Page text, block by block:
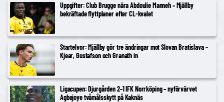
Uppgifter: Club Brugge nära Abdoulie Manneh – Mjällby
bekräftade flyttplaner efter CL-kvalet
Startelvor: Mjällby gör tre ändringar mot Slovan Bratislava –
Kjear, Gustafson och Granath in
Ligacupen: Djurgården 2–1 IFK Norrköping – nyförvärvet
Agbejoye tvåmålsskytt på Kaknäs